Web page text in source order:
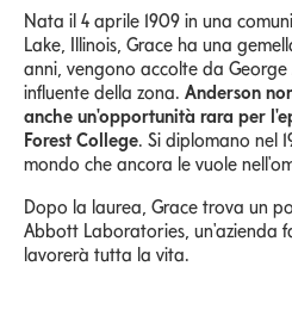
Nata il 4 aprile 1909 in una
Lake, Illinois, Grace ha una
anni, vengono accolte da
influente della zona. Anderson
anche un'opportunità rara per
Forest College. Si diplomano nel
mondo che ancora le vuole
Dopo la laurea, Grace trova un
Abbott Laboratories, un'azienda
lavorerà tutta la vita.